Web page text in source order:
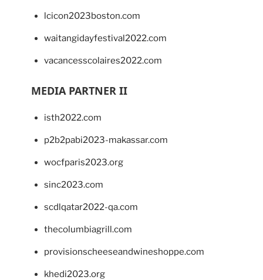
lcicon2023boston.com
waitangidayfestival2022.com
vacancesscolaires2022.com
MEDIA PARTNER II
isth2022.com
p2b2pabi2023-makassar.com
wocfparis2023.org
sinc2023.com
scdlqatar2022-qa.com
thecolumbiagrill.com
provisionscheeseandwineshoppe.com
khedi2023.org